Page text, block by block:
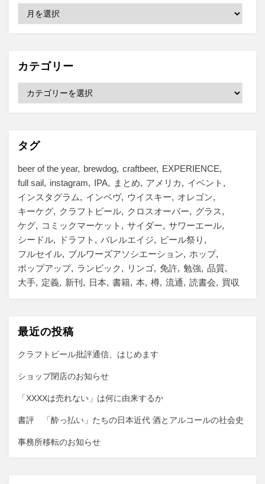
ブ
カテゴリー
ー
タグ
beer of the year brewdog craftbeer
EXPERIENCE
full sail
instagram IPA まとめ アメリカ
イベント
インスタグラム
インベヴ ウイスキー
オレゴン
キーケグ
クラフトビール クロスオーバー
グラス
ケグ
コミックマーケット サイダー
サワーエール
シードル
ドラフト バレルエイジ
ビール祭り
フルセイル
ブルワーズアソシエーション
ホップ
ポップアップ
ランビック リンゴ 免許 勉強
品質
大手
定義 新刊 日本 書籍 本 樽 流通 読書会 買収
最近の投稿
クラフトビール批評通信、はじめます
ショップ閉店のお知らせ
「XXXXは売れない」は何に由来するか
書評 「酔っ払い」たちの日本近代 酒とアルコールの社会史
事務所移転のお知らせ